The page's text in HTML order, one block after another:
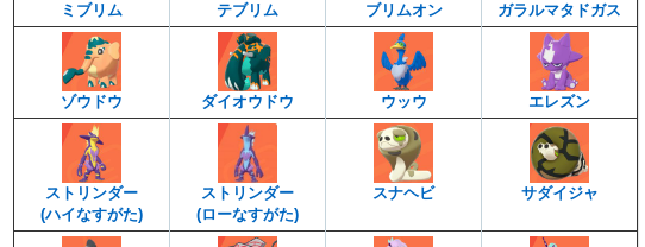
ミブリム テブリム ブリムオン ガラルマタドガス
ゾウドウ ダイオウドウ ウッウ エレズン
ストリンダー
(ハイなすがた)
ストリンダー
(ローなすがた)
スナヘビ サダイジャ